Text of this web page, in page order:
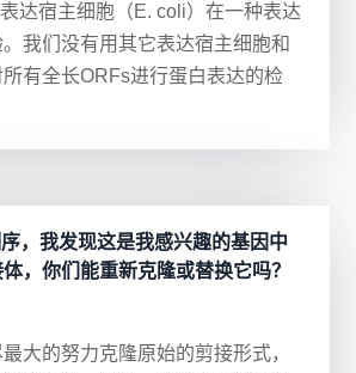
达宿主细胞（E. coli）在一种表达
我们没有用其它表达宿主细胞和
有全长ORFs进行蛋白表达的检
，我发现这是我感兴趣的基因中
，你们能重新克隆或替换它吗？
大的努力克隆原始的剪接形式，